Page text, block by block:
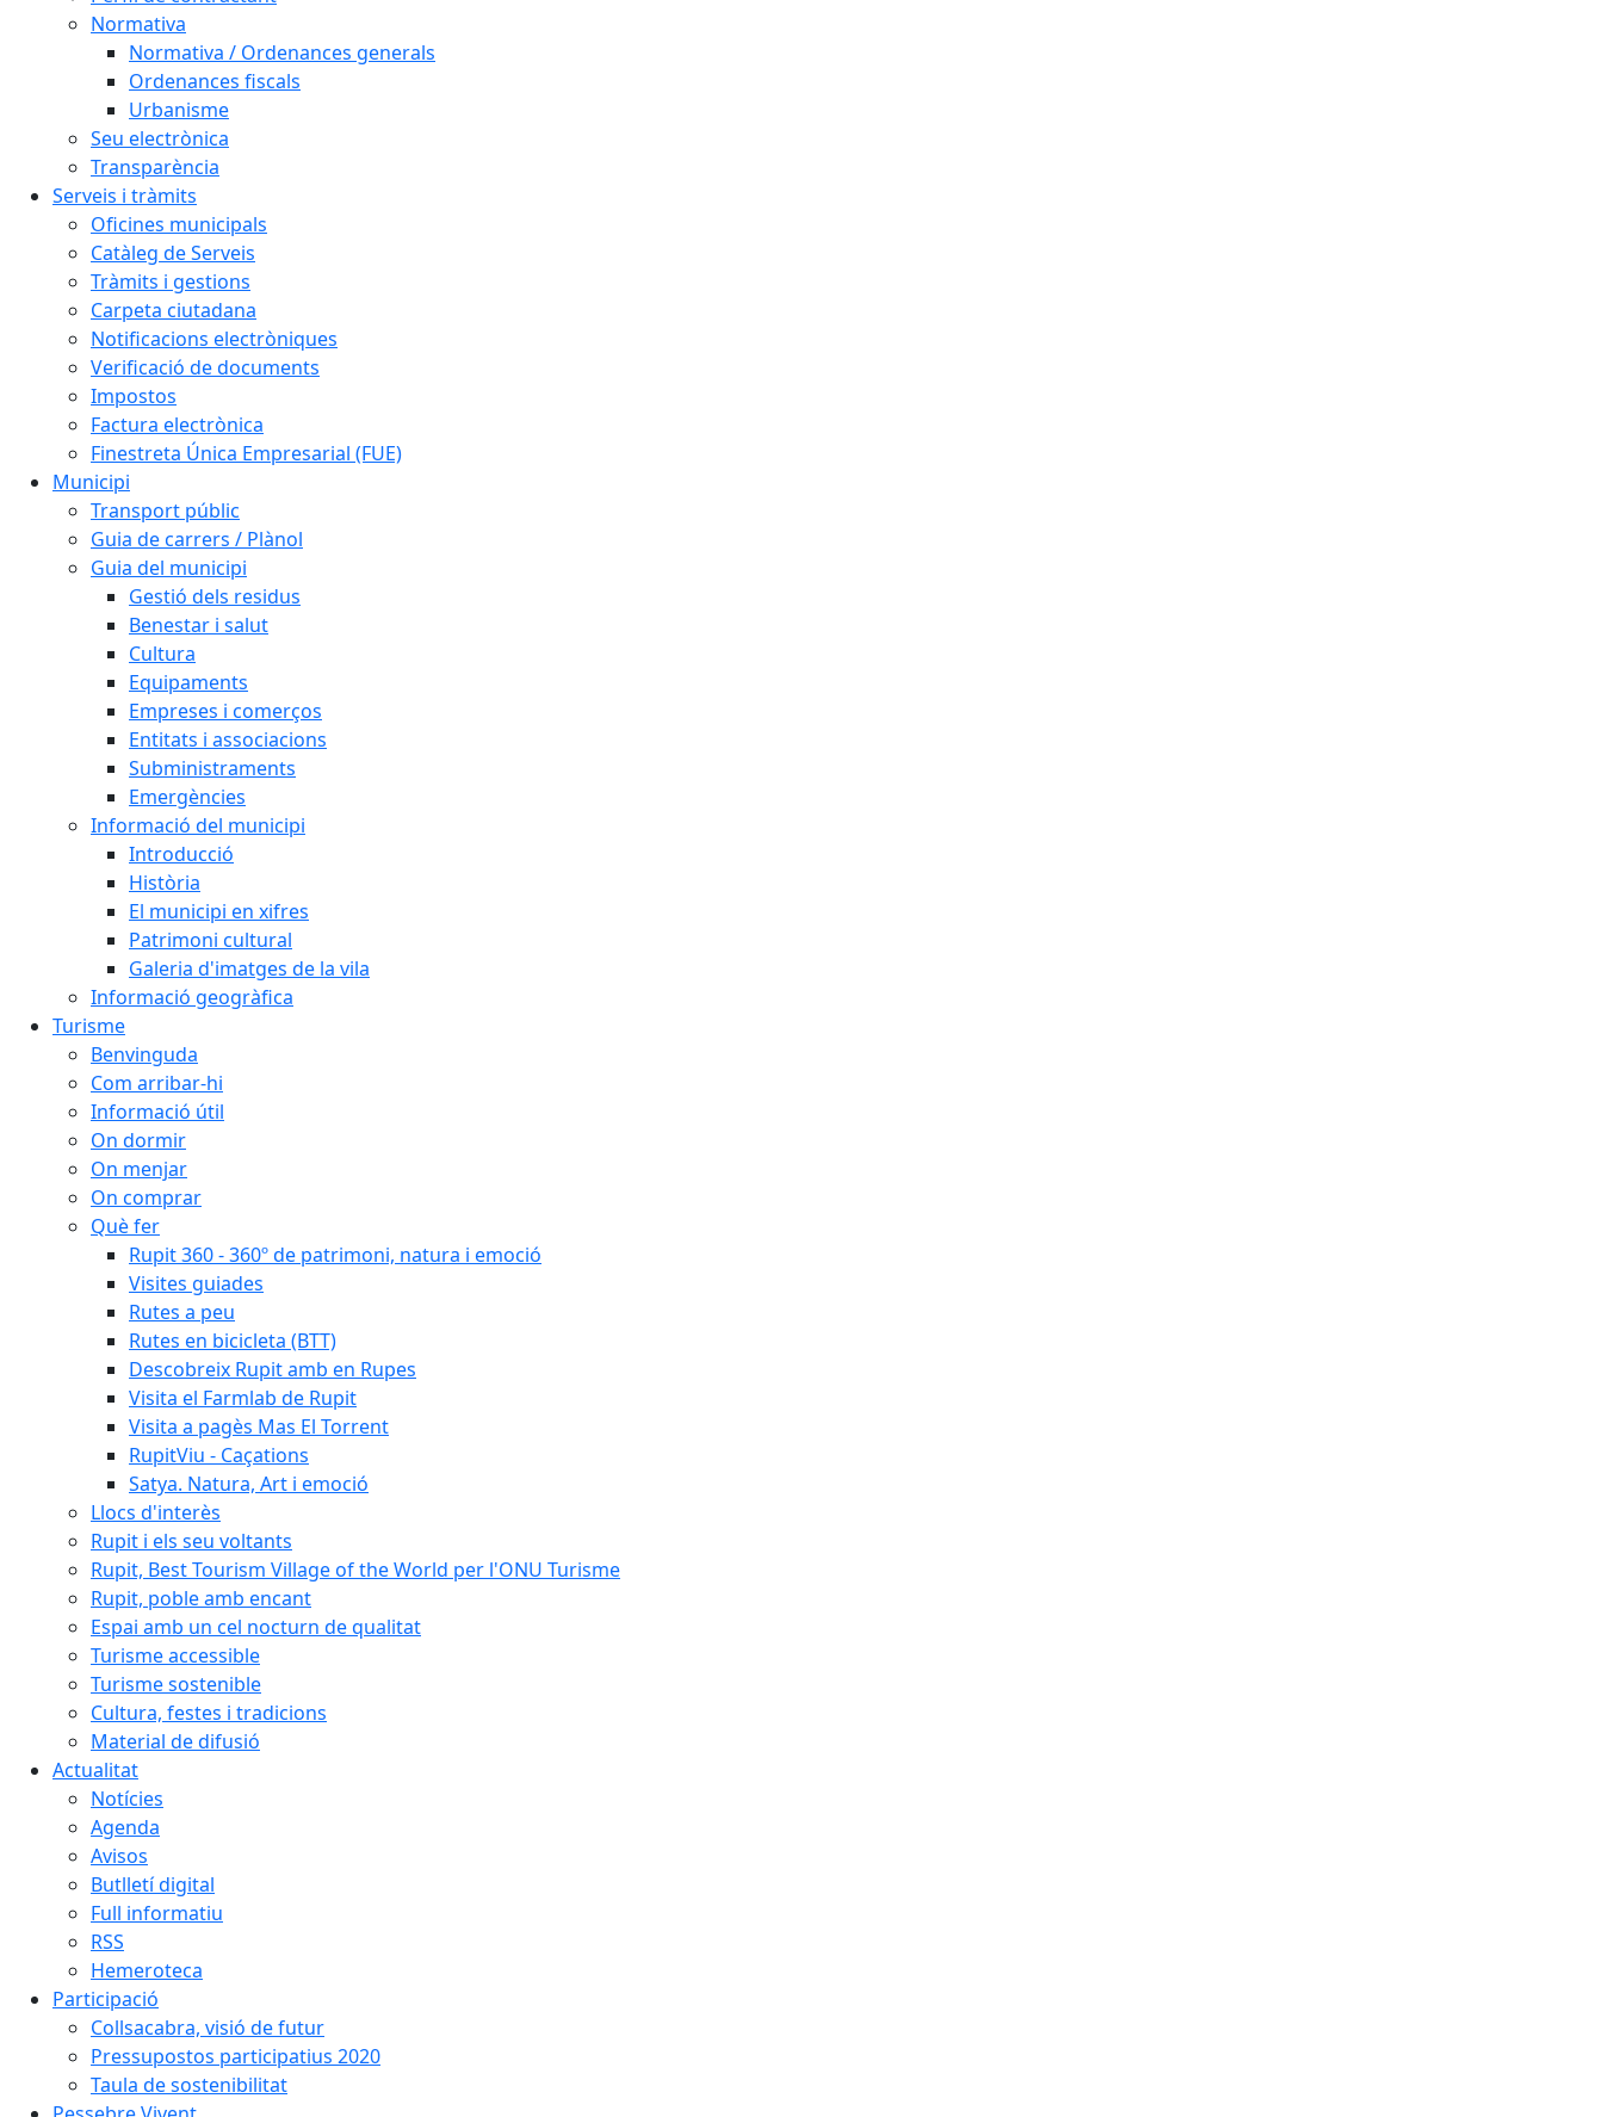
Normativa
Normativa / Ordenances generals
Ordenances fiscals
Urbanisme
Seu electrònica
Transparència
Serveis i tràmits
Oficines municipals
Catàleg de Serveis
Tràmits i gestions
Carpeta ciutadana
Notificacions electròniques
Verificació de documents
Impostos
Factura electrònica
Finestreta Única Empresarial (FUE)
Municipi
Transport públic
Guia de carrers / Plànol
Guia del municipi
Gestió dels residus
Benestar i salut
Cultura
Equipaments
Empreses i comerços
Entitats i associacions
Subministraments
Emergències
Informació del municipi
Introducció
Història
El municipi en xifres
Patrimoni cultural
Galeria d'imatges de la vila
Informació geogràfica
Turisme
Benvinguda
Com arribar-hi
Informació útil
On dormir
On menjar
On comprar
Què fer
Rupit 360 - 360º de patrimoni, natura i emoció
Visites guiades
Rutes a peu
Rutes en bicicleta (BTT)
Descobreix Rupit amb en Rupes
Visita el Farmlab de Rupit
Visita a pagès Mas El Torrent
RupitViu - Caçations
Satya. Natura, Art i emoció
Llocs d'interès
Rupit i els seu voltants
Rupit, Best Tourism Village of the World per l'ONU Turisme
Rupit, poble amb encant
Espai amb un cel nocturn de qualitat
Turisme accessible
Turisme sostenible
Cultura, festes i tradicions
Material de difusió
Actualitat
Notícies
Agenda
Avisos
Butlletí digital
Full informatiu
RSS
Hemeroteca
Participació
Collsacabra, visió de futur
Pressupostos participatius 2020
Taula de sostenibilitat